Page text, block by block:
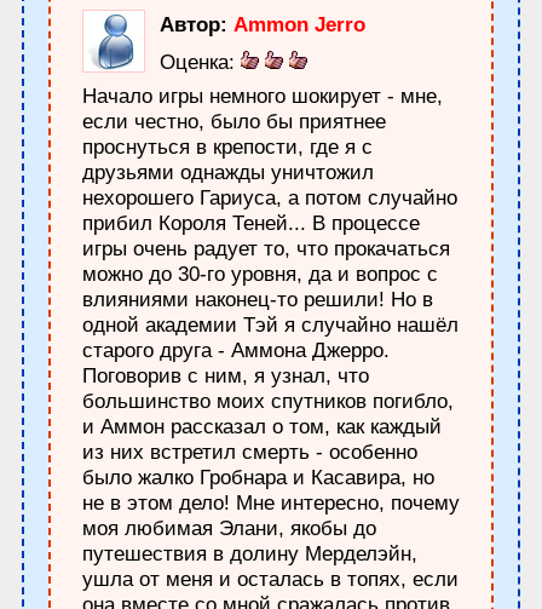
Автор: Ammon Jerro
Оценка:
Начало игры немного шокирует - мне,
если честно, было бы приятнее
проснуться в крепости, где я с
друзьями однажды уничтожил
нехорошего Гариуса, а потом случайно
прибил Короля Теней... В процессе
игры очень радует то, что прокачаться
можно до 30-го уровня, да и вопрос с
влияниями наконец-то решили! Но в
одной академии Тэй я случайно нашёл
старого друга - Аммона Джерро.
Поговорив с ним, я узнал, что
большинство моих спутников погибло,
и Аммон рассказал о том, как каждый
из них встретил смерть - особенно
было жалко Гробнара и Касавира, но
не в этом дело! Мне интересно, почему
моя любимая Элани, якобы до
путешествия в долину Мерделэйн,
ушла от меня и осталась в топях, если